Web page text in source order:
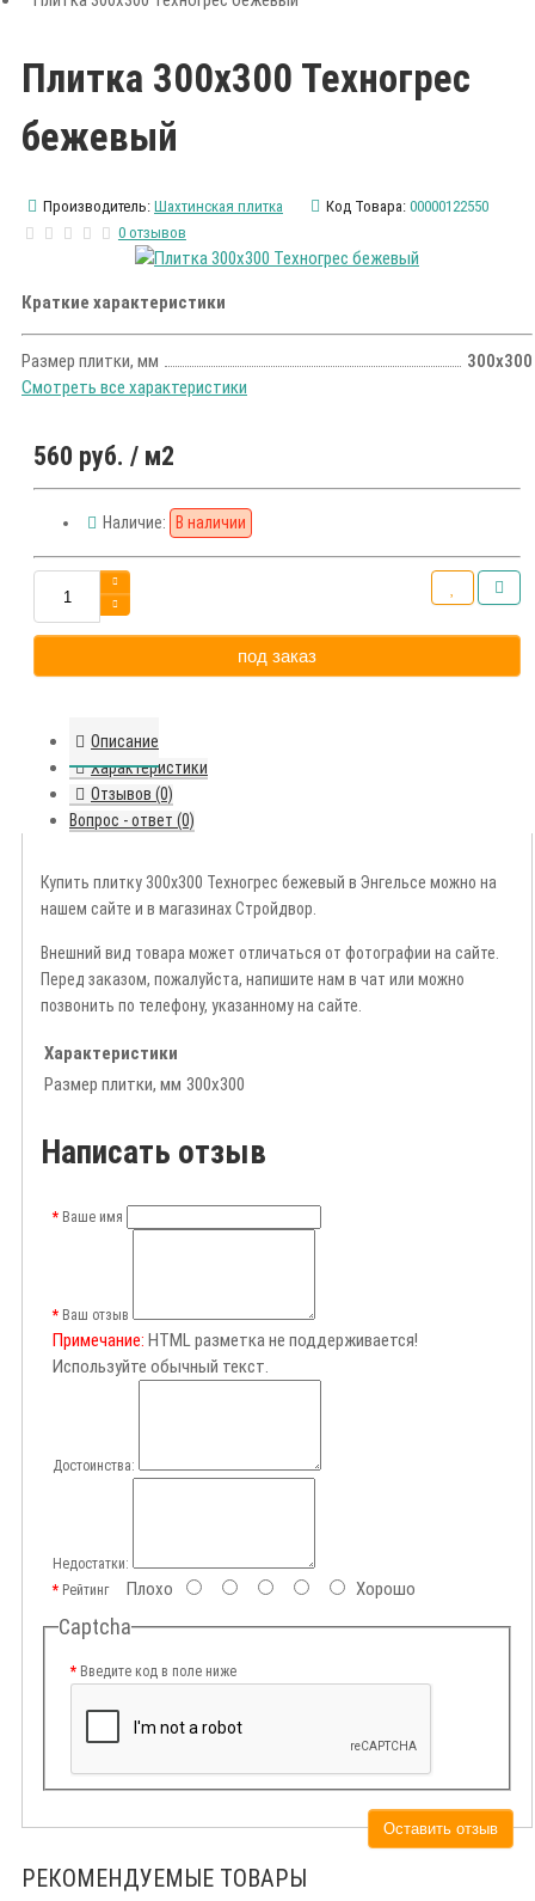
Плитка 300х300 Техногрес
бежевый
Производитель: Шахтинская плитка Код Товара: 00000122550
0 отзывов
Краткие характеристики
Размер плитки, мм
300х300
Смотреть все характеристики
560 руб. / м2
Наличие: В наличии
под заказ
Описание
Характеристики
Отзывов (0)
Вопрос - ответ (0)
Купить плитку 300х300 Техногрес бежевый в Энгельсе можно на
нашем сайте и в магазинах Стройдвор.
Внешний вид товара может отличаться от фотографии на сайте.
Перед заказом, пожалуйста, напишите нам в чат или можно
позвонить по телефону, указанному на сайте.
Характеристики
Размер плитки, мм 300х300
Написать отзыв
Ваше имя
Ваш отзыв
Примечание: HTML разметка не поддерживается!
Используйте обычный текст.
Достоинства:
Недостатки:
РейтингПлохо Хорошо
Captcha
Введите код в поле ниже
Оставить отзыв
РЕКОМЕНДУЕМЫЕ ТОВАРЫ